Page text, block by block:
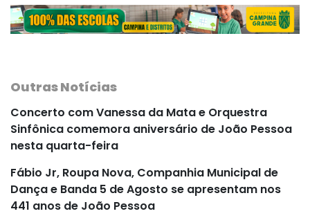
Outras Notícias
Concerto com Vanessa da Mata e Orquestra
Sinfônica comemora aniversário de João Pessoa
nesta quarta-feira
Fábio Jr, Roupa Nova, Companhia Municipal de
Dança e Banda 5 de Agosto se apresentam nos
441 anos de João Pessoa